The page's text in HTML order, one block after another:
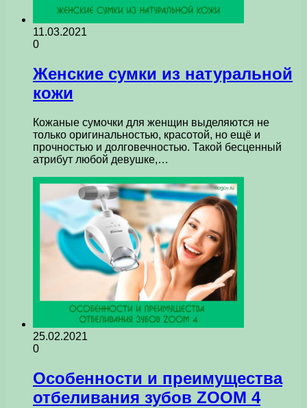
11.03.2021
0
Женские сумки из натуральной
кожи
Кожаные сумочки для женщин выделяются не
только оригинальностью, красотой, но ещё и
прочностью и долговечностью. Такой бесценный
атрибут любой девушке,…
25.02.2021
0
Особенности и преимущества
отбеливания зубов ZOOM 4